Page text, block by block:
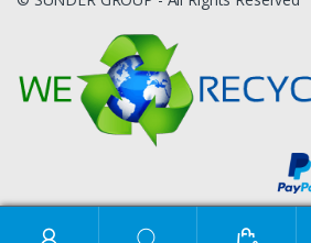
Ieškoti: